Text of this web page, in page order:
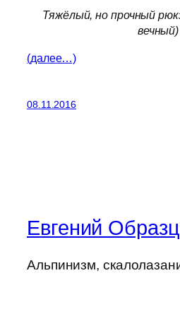
Тяжёлый, но прочный
вечный)
(далее…)
08.11.2016
Евгений
Альпинизм,